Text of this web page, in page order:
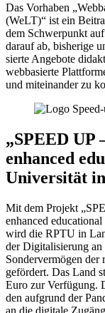
Das Vorhaben
(WeLT)“ ist ein
dem Schwerpunkt
darauf ab, bisherige
sierte Angebote
webbasierte
und miteinander zu
„SPEED UP
enhanced
Universität
Mit dem Projekt
enhanced
wird die RPTU in
der Digitalisierung
Sondervermögen der
gefördert. Das Land
Euro zur Verfügung.
den aufgrund der
an die digitale